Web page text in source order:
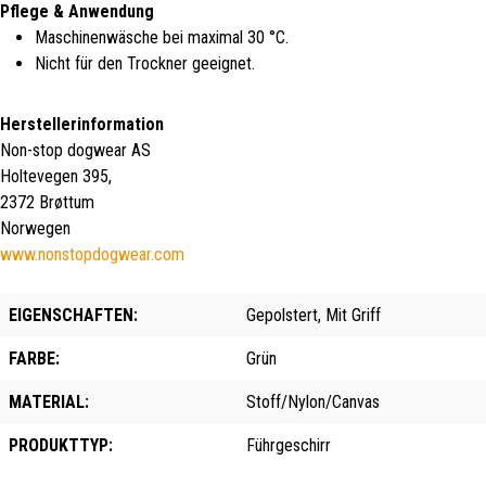
Pflege & Anwendung
Maschinenwäsche bei maximal 30 °C.
Nicht für den Trockner geeignet.
Herstellerinformation
Non-stop dogwear AS
Holtevegen 395,
2372 Brøttum
Norwegen
www.nonstopdogwear.com
EIGENSCHAFTEN: Gepolstert, Mit Griff
FARBE: Grün
MATERIAL: Stoff/Nylon/Canvas
PRODUKTTYP: Führgeschirr